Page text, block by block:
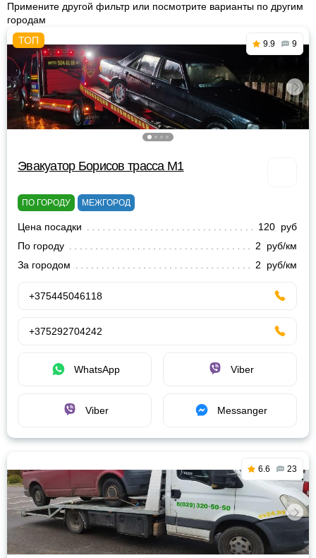
Примените другой фильтр или посмотрите варианты по другим
городам
9.9 9
Эвакуатор Борисов трасса М1
ПО ГОРОДУ МЕЖГОРОД
Цена посадки
120 руб
По городу
2 руб/км
За городом
2 руб/км
+375445046118
+375292704242
WhatsApp Viber
Viber Messanger
6.6 23